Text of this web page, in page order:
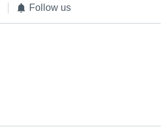
Follow us